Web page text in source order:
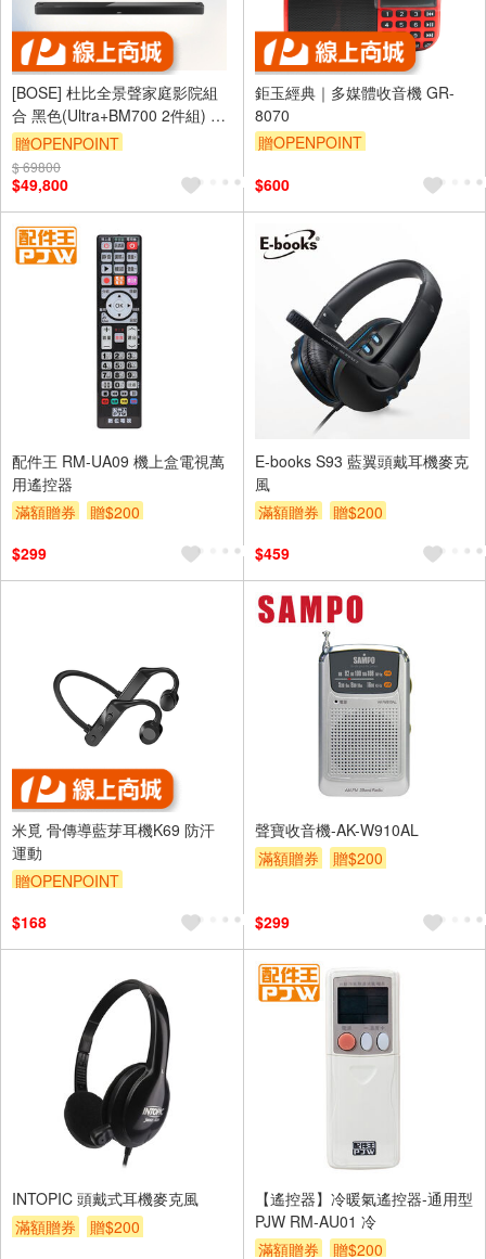
[BOSE] 杜比全景聲家庭影院組
合 黑色(Ultra+BM700 2件組) 黑
色
贈OPENPOINT
$ 69800
$49,800
鉅玉經典｜多媒體收音機 GR-
8070
贈OPENPOINT
$600
配件王 RM-UA09 機上盒電視萬
用遙控器
滿額贈券
贈$200
$299
E-books S93 藍翼頭戴耳機麥克
風
滿額贈券
贈$200
$459
米覓 骨傳導藍芽耳機K69 防汗
運動
贈OPENPOINT
$168
聲寶收音機-AK-W910AL
滿額贈券
贈$200
$299
INTOPIC 頭戴式耳機麥克風
滿額贈券
贈$200
【遙控器】冷暖氣遙控器-通用型
PJW RM-AU01 冷
滿額贈券
贈$200